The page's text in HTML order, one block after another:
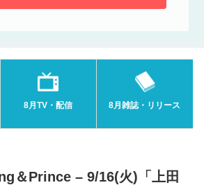
8月TV・配信 8月雑誌・リリース
＆Prince – 9/16(火)「上田